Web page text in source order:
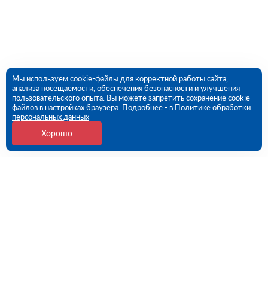
Мы используем cookie-файлы для корректной работы сайта,
анализа посещаемости, обеспечения безопасности и улучшения
пользовательского опыта. Вы можете запретить сохранение cookie-
файлов в настройках браузера. Подробнее - в Политике обработки
персональных данных
Хорошо